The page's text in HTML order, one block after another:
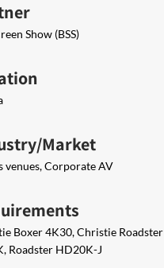
Show (BSS)
Market
venues, Corporate AV
Boxer 4K30, Christie Roadster
Roadster HD20K-J